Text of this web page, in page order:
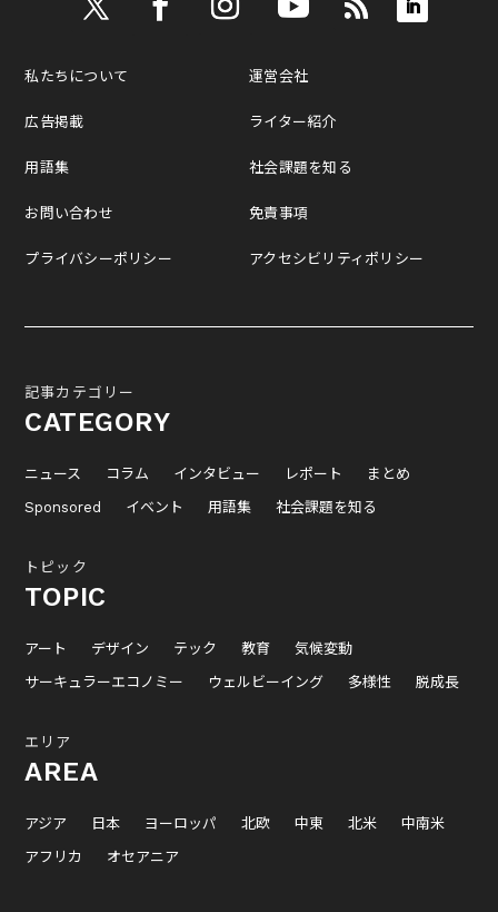
私たちについて
広告掲載
用語集
お問い合わせ
プライバシーポリシー
運営会社
ライター紹介
社会課題を知る
免責事項
アクセシビリティポリシー
記事カテゴリー
CATEGORY
ニュース コラム インタビュー レポート
まとめ
Sponsored
イベント 用語集 社会課題を知る
トピック
TOPIC
アート デザイン テック 教育
気候変動
サーキュラーエコノミー
ウェルビーイング 多様性 脱成長
エリア
AREA
アジア 日本 ヨーロッパ 北欧 中東 北米
中南米
アフリカ
オセアニア